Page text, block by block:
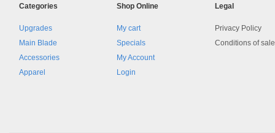
Categories
Upgrades
Main Blade
Accessories
Apparel
Shop Online
My cart
Specials
My Account
Login
Legal
Privacy Policy
Conditions of